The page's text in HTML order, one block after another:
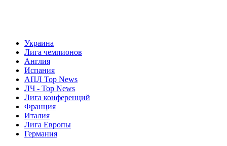
Украина
Лига чемпионов
Англия
Испания
АПЛ Top News
ЛЧ - Top News
Лига конференций
Франция
Италия
Лига Европы
Германия